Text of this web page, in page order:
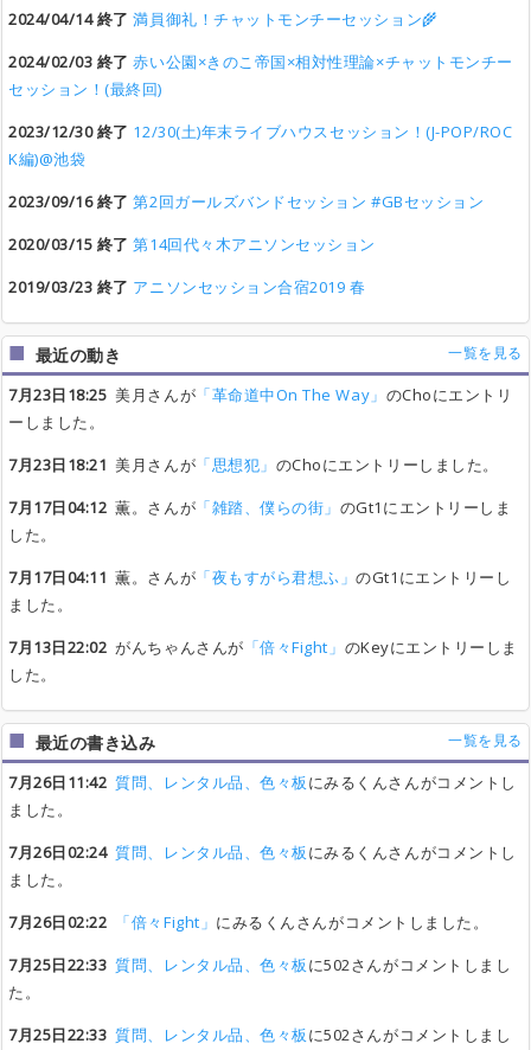
2024/04/14 終了 満員御礼！チャットモンチーセッション🌾
2024/02/03 終了 赤い公園×きのこ帝国×相対性理論×チャットモンチー
セッション！(最終回)
2023/12/30 終了 12/30(土)年末ライブハウスセッション！(J-POP/ROC
K編)@池袋
2023/09/16 終了 第2回ガールズバンドセッション #GBセッション
2020/03/15 終了 第14回代々木アニソンセッション
2019/03/23 終了 アニソンセッション合宿2019 春
最近の動き 一覧を見る
7月23日18:25 美月さんが 「革命道中On The Way」 のChoにエントリ
ーしました。
7月23日18:21 美月さんが 「思想犯」 のChoにエントリーしました。
7月17日04:12 薫。さんが 「雑踏、僕らの街」 のGt1にエントリーしま
した。
7月17日04:11 薫。さんが 「夜もすがら君想ふ」のGt1にエントリーし
ました。
7月13日22:02 がんちゃんさんが 「倍々Fight」 のKeyにエントリーしま
した。
最近の書き込み 一覧を見る
7月26日11:42 質問、レンタル品、色々板にみるくんさんがコメントし
ました。
7月26日02:24 質問、レンタル品、色々板にみるくんさんがコメントし
ました。
7月26日02:22
「倍々Fight」 にみるくんさんがコメントしました。
7月25日22:33 質問、レンタル品、色々板に502さんがコメントしまし
た。
7月25日22:33 質問、レンタル品、色々板に502さんがコメントしまし